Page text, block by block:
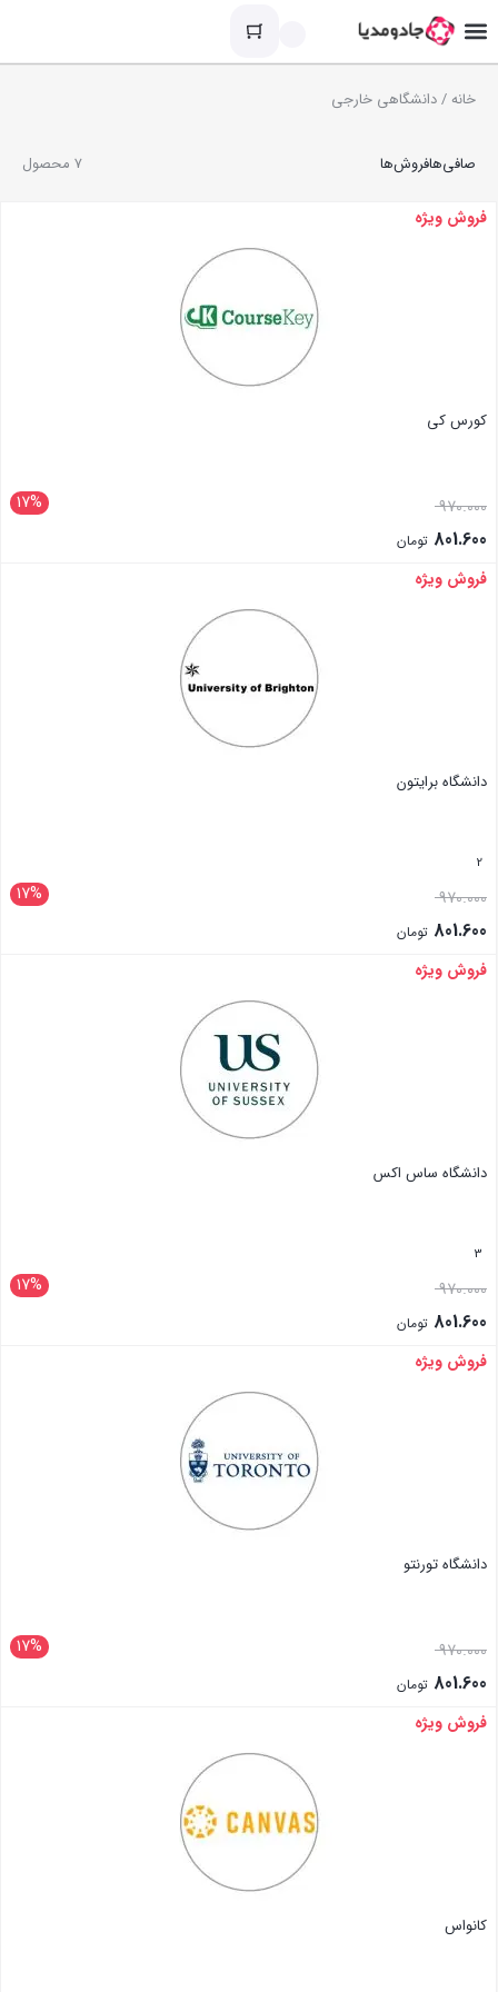
خانه/ دانشگاهی خارجی
7 محصول صافی‌هافروش‌ها
فروش ویژه
کورس کی
17% 970.000
801.600 تومان
بستن
فروش ویژه
دانشگاه برایتون
2
17% 970.000
801.600 تومان
بستن
فروش ویژه
دانشگاه ساس اکس
3
17% 970.000
801.600 تومان
بستن
فروش ویژه
دانشگاه تورنتو
17% 970.000
801.600 تومان
بستن
فروش ویژه
کانواس